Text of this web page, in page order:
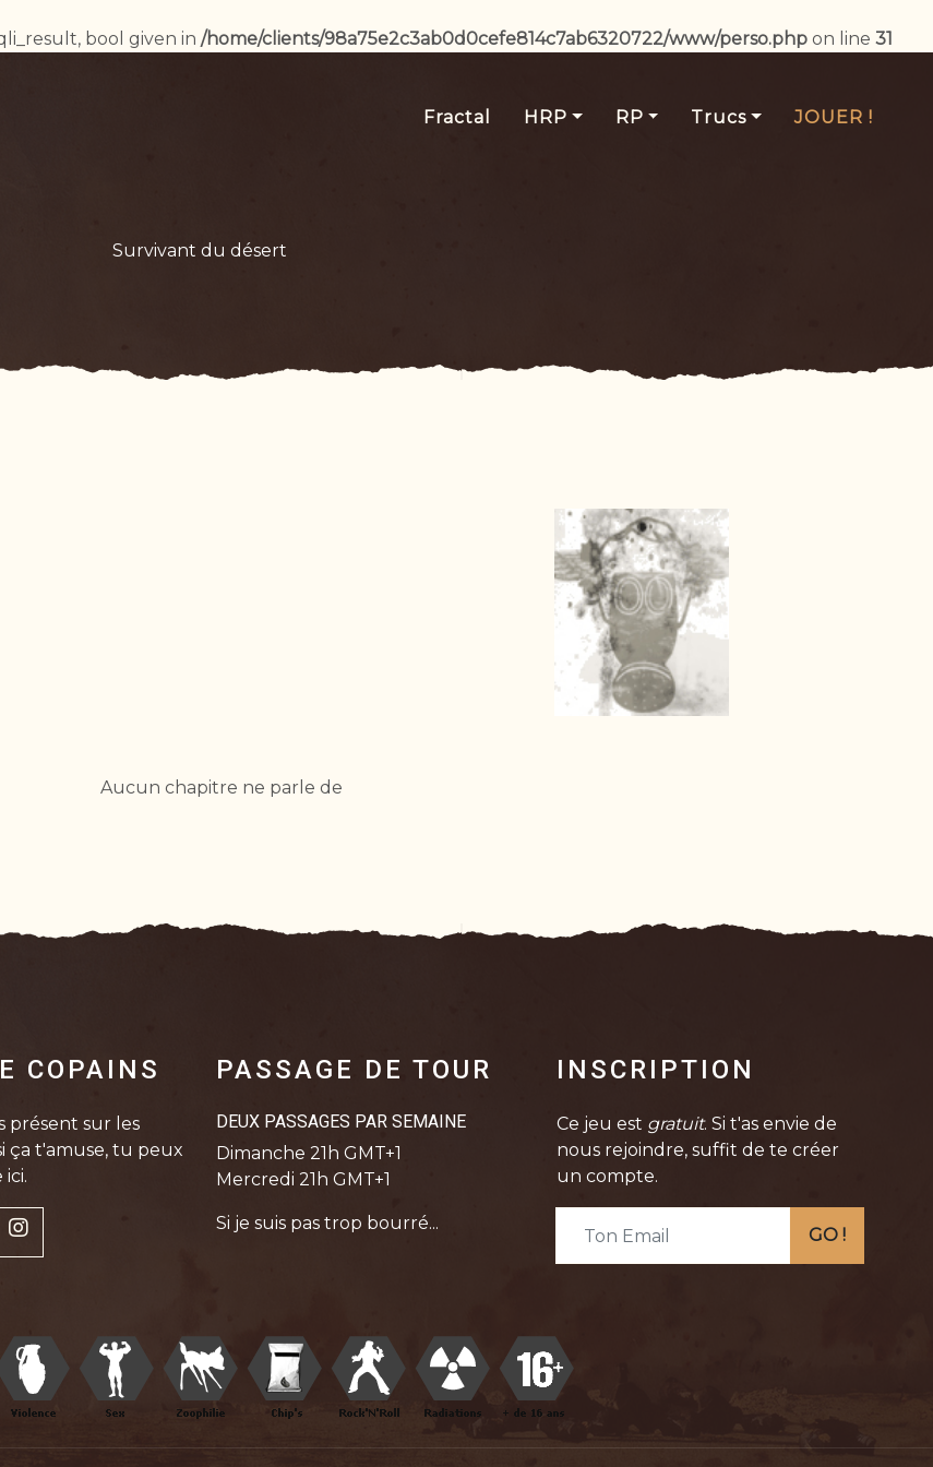
bool given in /home/clients/98a75e2c3ab0d0cefe814c7ab6320722/www/perso.php on line 31
Fractal HRP RP Trucs JOUER !
Survivant du désert
Aucun chapitre ne parle de
COPAINS
présent sur les
ça t'amuse, tu peux
PASSAGE DE TOUR
DEUX PASSAGES PAR SEMAINE
Dimanche 21h GMT+1
Mercredi 21h GMT+1
Si je suis pas trop bourré...
INSCRIPTION
Ce jeu est gratuit. Si t'as envie de
nous rejoindre, suffit de te créer
un compte.
GO !